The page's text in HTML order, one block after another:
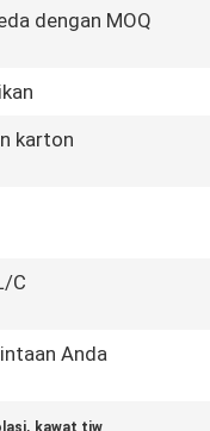
dengan MOQ
karton
C
Anda
,